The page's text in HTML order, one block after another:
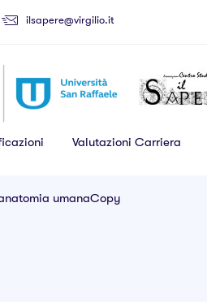
ilsapere@virgilio.it
Valutazioni Carriera
umanaCopy